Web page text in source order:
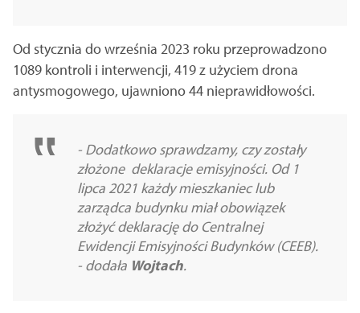
Od stycznia do września 2023 roku przeprowadzono
1089 kontroli i interwencji, 419 z użyciem drona
antysmogowego, ujawniono 44 nieprawidłowości.
- Dodatkowo sprawdzamy, czy zostały
złożone deklaracje emisyjności. Od 1
lipca 2021 każdy mieszkaniec lub
zarządca budynku miał obowiązek
złożyć deklarację do Centralnej
Ewidencji Emisyjności Budynków (CEEB).
- dodała Wojtach.